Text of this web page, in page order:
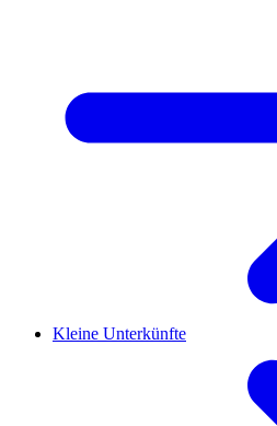
Kleine Unterkünfte